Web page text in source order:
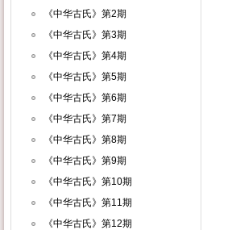
《中华古氏》第2期
《中华古氏》第3期
《中华古氏》第4期
《中华古氏》第5期
《中华古氏》第6期
《中华古氏》第7期
《中华古氏》第8期
《中华古氏》第9期
《中华古氏》第10期
《中华古氏》第11期
《中华古氏》第12期